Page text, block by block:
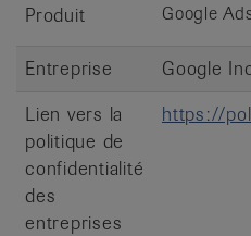
Produit
Google
Entreprise
Google
Lien vers la
politique de
confidentialité
des
entreprises
https://